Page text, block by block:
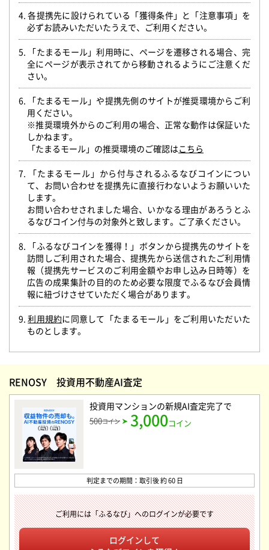
4. 各提携先に設けられている「獲得条件」と「注意事項」を
必ずお読みいただいたうえで、ご利用ください。
5. 「たまるモール」利用時に、ページを遷移される場合、完
全にページが表示されてから移動されるようにご注意くだ
さい。
6. 「たまるモール」や提携先側のサイトが推奨環境からご利
用ください。
※推奨環境外からのご利用の場合、正常な動作は保証いた
しかねます。
「たまるモール」の推奨環境のご確認はこちら
7. 「たまるモール」から付与されるふるなびコインについ
て、お問い合わせを提携先に直接行わないようお願いいた
します。
お問い合わせされました場合、いかなる理由があろうとふ
るなびコイン付与の対象外と致します。ご了承ください。
8. 「ふるなびコインを獲得！」ボタンから提携先のサイトを
訪問しご利用された場合、提携先から送信されたご利用情
報（提携先サービスのご利用金額やお申し込み日時等）を
広告の成果集計の目的のため必要な限度でふるなび会員情
報に紐づけさせていただく場合があります。
9.利用規約に同意して「たまるモール」をご利用いただいた
ものとします。
RENOSY 投資用不動産AI査定
投資用マンションの新規AI査定完了で
500コイン 3,000コイン
判定までの期間：取引後 約 60 日
ご利用には「ふるなび」へのログインが必要です
ログインして